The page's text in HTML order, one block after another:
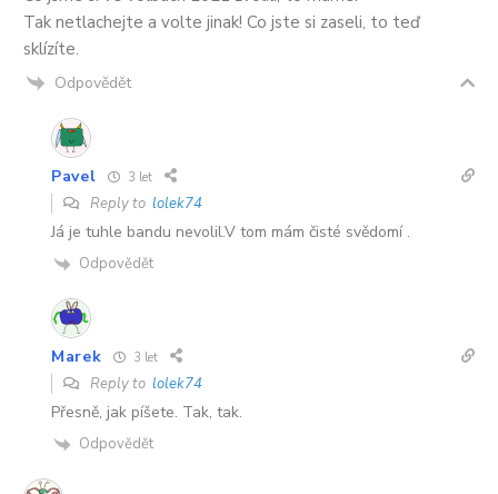
Tak netlachejte a volte jinak! Co jste si zaseli, to teď
sklízíte.
Odpovědět
Pavel 3 let
Reply to lolek74
Já je tuhle bandu nevolil.V tom mám čisté svědomí .
Odpovědět
Marek 3 let
Reply to lolek74
Přesně, jak píšete. Tak, tak.
Odpovědět